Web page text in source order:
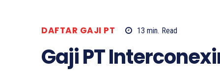
DAFTAR GAJI PT 13 min. Read
Gaji PT